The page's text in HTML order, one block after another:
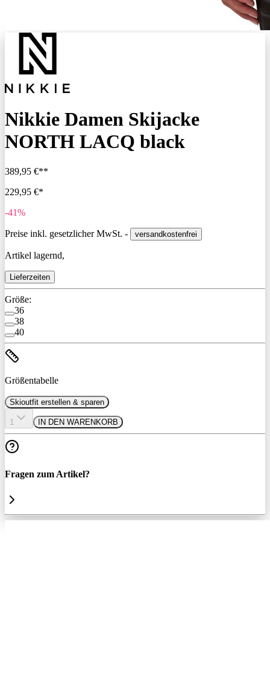
Nikkie Damen Skijacke
NORTH LACQ black
389,95 €**
229,95 €*
-41%
Preise inkl. gesetzlicher MwSt. - versandkostenfrei
Artikel lagernd,
Lieferzeiten
Größe:
36
38
40
Größentabelle
Skioutfit erstellen & sparen
1 IN DEN WARENKORB
Fragen zum Artikel?